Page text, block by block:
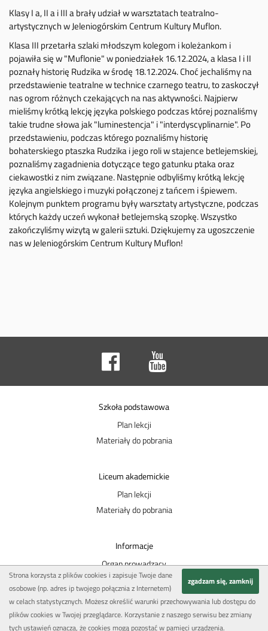
Klasy I a, II a i III a brały udział w warsztatach teatralno-
artystycznych w Jeleniogórskim Centrum Kultury Muflon.
Klasa III przetarła szlaki młodszym kolegom i koleżankom i
pojawiła się w "Muflonie" w poniedziałek 16.12.2024, a klasa I i II
poznały historię Rudzika w środę 18.12.2024. Choć jechaliśmy na
przedstawienie teatralne w technice czarnego teatru, to zaskoczył
nas ogrom różnych czekających na nas aktywności. Najpierw
mieliśmy krótką lekcję języka polskiego podczas której poznaliśmy
takie trudne słowa jak "luminestencja" i "interdyscyplinarnie". Po
przedstawieniu, podczas którego poznaliśmy historię
bohaterskiego ptaszka Rudzika i jego roli w stajence betlejemskiej,
poznaliśmy zagadnienia dotyczące tego gatunku ptaka oraz
ciekawostki z nim związane. Następnie odbyliśmy krótką lekcję
języka angielskiego i muzyki połączonej z tańcem i śpiewem.
Kolejnym punktem programu były warsztaty artystyczne, podczas
których każdy uczeń wykonał betlejemską szopkę. Wszystko
zakończyliśmy wizytą w galerii sztuki. Dziękujemy za ugoszczenie
nas w Jeleniogórskim Centrum Kultury Muflon!
Szkoła podstawowa
Plan lekcji
Materiały do pobrania
Liceum akademickie
Plan lekcji
Materiały do pobrania
Informacje
Organ prowadzący
przekaż 1,5%
Polityka prywatności
Kontakt
zgadzam się, zamknij
Strona korzysta z plików cookies i zapisuje Twoje dane
osobowe (np. adres ip twojego połącznia z Internetem)
w celach statystycznych. Możesz określić warunki przechowywania lub dostępu do
plików cookies w Twojej przeglądarce. Korzystanie z naszego serwisu bez zmiany
tych ustawień oznacza, że cookies mogą pozostać w pamięci urządzenia.